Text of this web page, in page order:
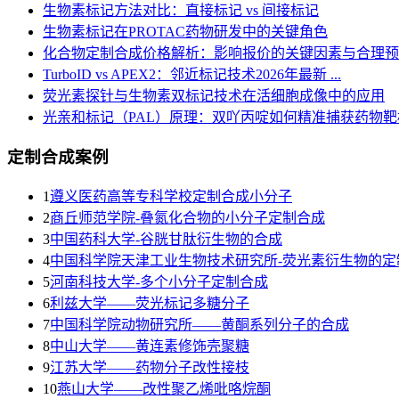
生物素标记方法对比：直接标记 vs 间接标记
生物素标记在PROTAC药物研发中的关键角色
化合物定制合成价格解析：影响报价的关键因素与合理
TurboID vs APEX2：邻近标记技术2026年最新 ...
荧光素探针与生物素双标记技术在活细胞成像中的应用
光亲和标记（PAL）原理：双吖丙啶如何精准捕获药物
定制合成案例
1遵义医药高等专科学校定制合成小分子
2商丘师范学院-叠氮化合物的小分子定制合成
3​中国药科大学-谷胱甘肽衍生物的合成
4中国科学院天津工业生物技术研究所-荧光素衍生物的
5河南科技大学-多个小分子定制合成
6利兹大学——荧光标记多糖分子
7中国科学院动物研究所——黄酮系列分子的合成
8中山大学——黄连素修饰壳聚糖
9江苏大学——药物分子改性接枝
10燕山大学——改性聚乙烯吡咯烷酮